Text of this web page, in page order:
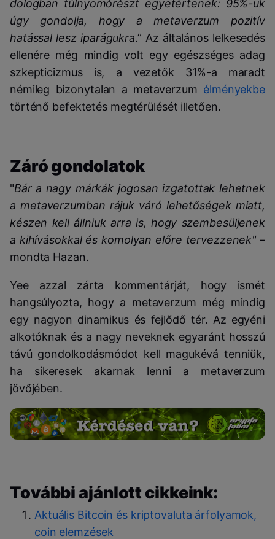
dologban túlnyomórészt egyetértenek: 95%-uk
úgy gondolja, hogy a metaverzum pozitív
hatással lesz iparágukra.” Az általános lelkesedés
ellenére még mindig volt egy egészséges adag
szkepticizmus is, a vezetők 31%-a maradt
némileg bizonytalan a metaverzum élményekbe
történő befektetés megtérülését illetően.
Záró gondolatok
"Bár a nagy márkák jogosan izgatottak lehetnek
a metaverzumban rájuk váró lehetőségek miatt,
készen kell állniuk arra is, hogy szembesüljenek
a kihívásokkal és komolyan előre tervezzenek"–
mondta Hazan.
Yee azzal zárta kommentárját, hogy ismét
hangsúlyozta, hogy a metaverzum még mindig
egy nagyon dinamikus és fejlődő tér. Az egyéni
alkotóknak és a nagy neveknek egyaránt hosszú
távú gondolkodásmódot kell magukévá tenniük,
ha sikeresek akarnak lenni a metaverzum
jövőjében.
További ajánlott cikkeink:
Aktuális Bitcoin és kriptovaluta árfolyamok,
coin elemzések